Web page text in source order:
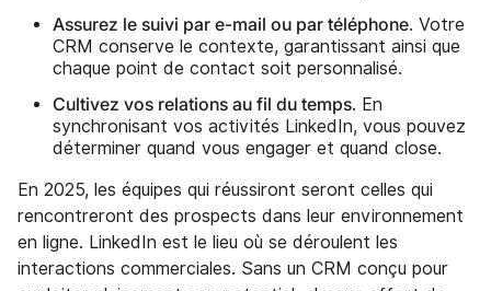
Assurez le suivi par e-mail ou par téléphone. Votre
CRM conserve le contexte, garantissant ainsi que
chaque point de contact soit personnalisé.
Cultivez vos relations au fil du temps. En
synchronisant vos activités LinkedIn, vous pouvez
déterminer quand vous engager et quand close.
En 2025, les équipes qui réussiront seront celles qui
rencontreront des prospects dans leur environnement
en ligne. LinkedIn est le lieu où se déroulent les
interactions commerciales. Sans un CRM conçu pour